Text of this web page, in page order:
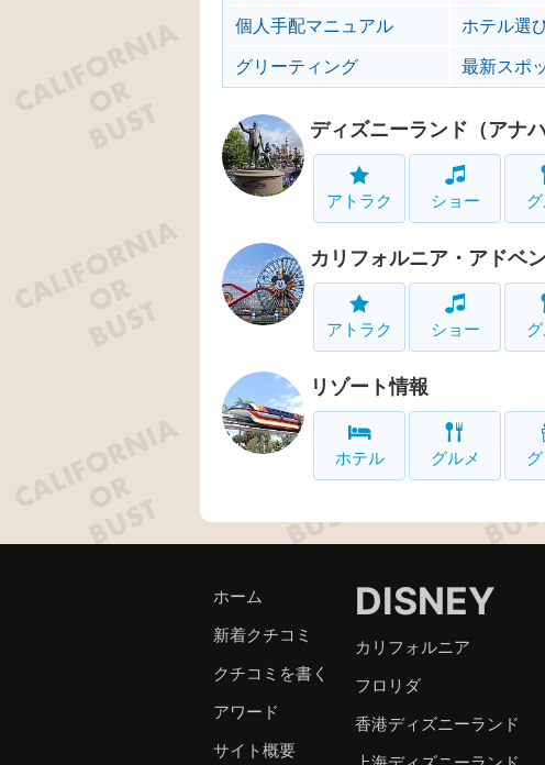
個人手配マニュアル
ホテル選
グリーティング
最新スポ
ディズニーランド（アナハ
アトラク ショー
カリフォルニア・アドベ
アトラク ショー
リゾート情報
ホテル グルメ
ホーム
新着クチコミ
クチコミを書く
アワード
サイト概要
DISNEY
カリフォルニア
フロリダ
香港ディズニーランド